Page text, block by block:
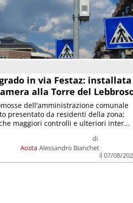
in via Festaz: installata
alla Torre del
Aosta
di
Alessandro Bianchet
il 07/08/
dell'amministrazione comunale
presentato da residenti della zona;
maggiori controlli e ulteriori inter...